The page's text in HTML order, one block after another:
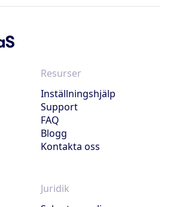
Resurser
Inställningshjälp
Support
FAQ
Blogg
Kontakta oss
Juridik